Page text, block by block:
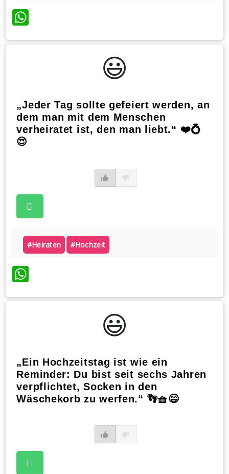
WhatsApp
😃️
„Jeder Tag sollte gefeiert werden, an
dem man mit dem Menschen
verheiratet ist, den man liebt.“ ❤️💍
😍
#heiraten #hochzeit
WhatsApp
😃️
„Ein Hochzeitstag ist wie ein
Reminder: Du bist seit sechs Jahren
verpflichtet, Socken in den
Wäschekorb zu werfen.“ 👣🧺😄